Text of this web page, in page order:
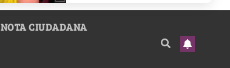
NOTA CIUDADANA